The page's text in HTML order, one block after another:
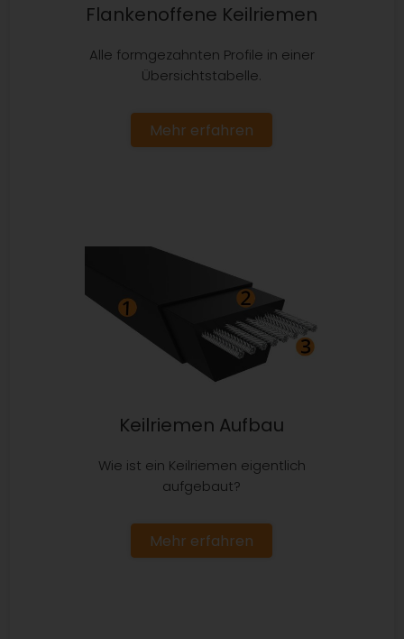
Flankenoffene Keilriemen
Alle formgezahnten Profile in einer
Übersichtstabelle.
Mehr erfahren
Keilriemen Aufbau
Wie ist ein Keilriemen eigentlich
aufgebaut?
Mehr erfahren